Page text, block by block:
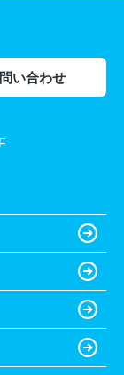
い合わせ